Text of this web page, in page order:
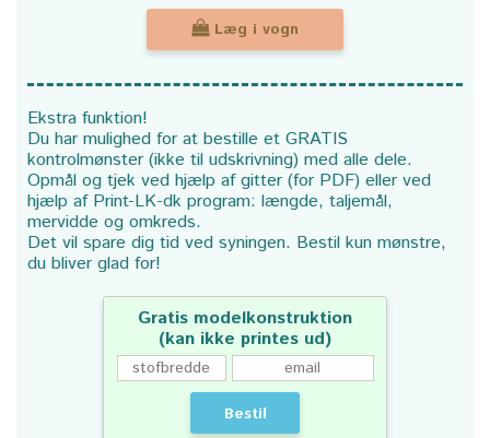
Læg i vogn
Ekstra funktion!
Du har mulighed for at bestille et GRATIS
kontrolmønster (ikke til udskrivning) med alle dele.
Opmål og tjek ved hjælp af gitter (for PDF) eller ved
hjælp af Print-LK-dk program: længde, taljemål,
mervidde og omkreds.
Det vil spare dig tid ved syningen. Bestil kun mønstre,
du bliver glad for!
Gratis modelkonstruktion
(kan ikke printes ud)
Bestil